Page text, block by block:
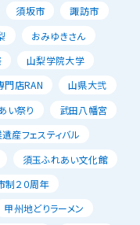
須坂市
諏訪市
おみゆきさん
山梨学院大学
門店RAN
山県大弐
い祭り
武田八幡宮
産フェスティバル
須玉ふれあい文化館
制２０周年
甲州地どりラーメン